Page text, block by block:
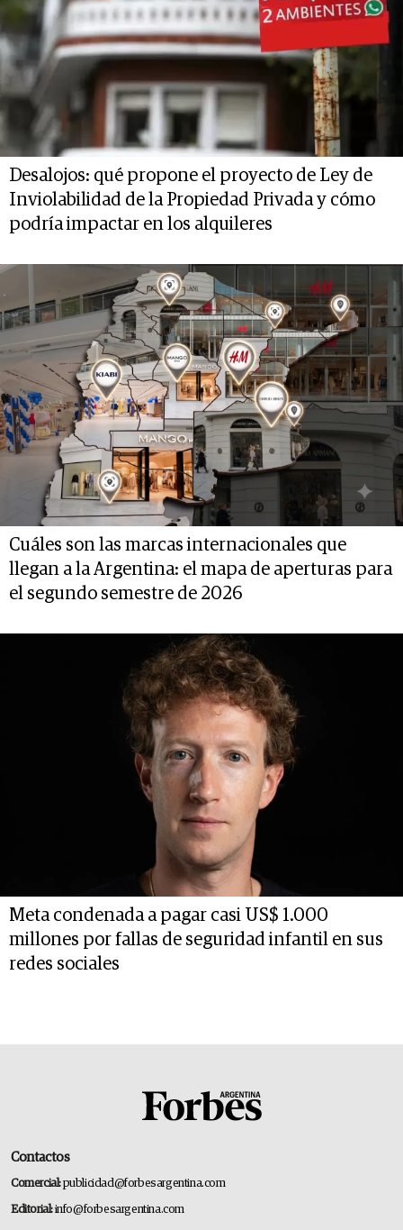
Desalojos: qué propone el proyecto de Ley de
Inviolabilidad de la Propiedad Privada y cómo
podría impactar en los alquileres
Cuáles son las marcas internacionales que
llegan a la Argentina: el mapa de aperturas para
el segundo semestre de 2026
Meta condenada a pagar casi US$ 1.000
millones por fallas de seguridad infantil en sus
redes sociales
Contactos
Comercial:publicidad@forbesargentina.com
Editorial:info@forbesargentina.com